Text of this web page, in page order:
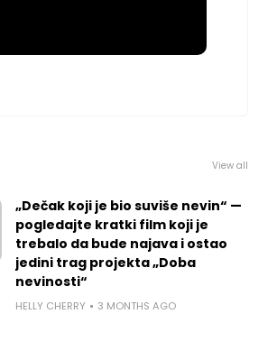
View all
„Dečak koji je bio suviše nevin“ —
pogledajte kratki film koji je
trebalo da bude najava i ostao
jedini trag projekta „Doba
nevinosti“
HELLY CHERRY 3 MONTHS AGO